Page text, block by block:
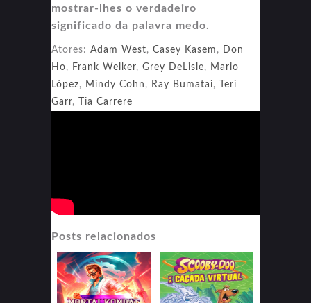
mostrar-lhes o verdadeiro
significado da palavra medo.
Atores: Adam West, Casey Kasem ,
Don
Ho, Frank Welker, Grey DeLisle, Mario
López, Mindy Cohn , Ray Bumatai,
Teri
Garr, Tia Carrere
Posts relacionados